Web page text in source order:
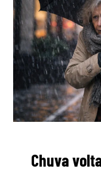
Chuva